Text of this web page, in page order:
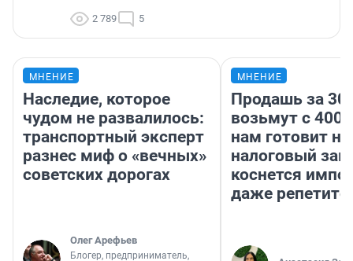
2 789 5
МНЕНИЕ
Наследие, которое
чудом не развалилось:
транспортный эксперт
разнес миф о «вечных»
советских дорогах
Олег Арефьев
Блогер, предприниматель,
МНЕНИЕ
Продашь за
возьмут с
нам готовит
налоговый
коснется
даже